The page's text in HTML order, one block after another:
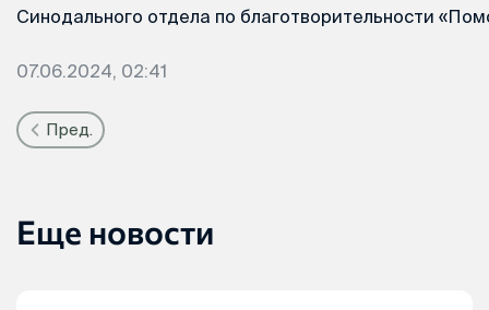
Синодального отдела по благотворительности
07.06.2024, 02:41
Пред.
Еще новости